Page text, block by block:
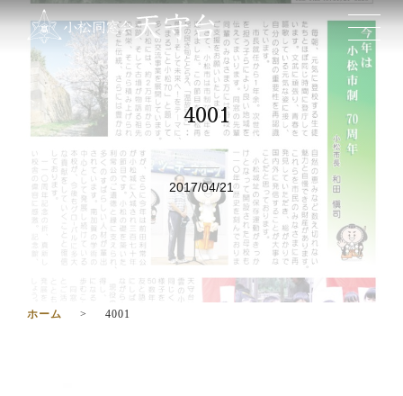
4001
2017/04/21
ホーム 4001